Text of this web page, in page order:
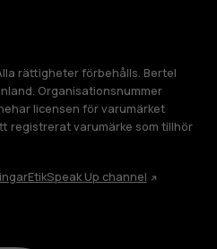
rättigheter förbehålls. Bertel
Organisationsnummer
licensen för varumärket
registrerat varumärke som tillhör
EtikSpeak Up channel